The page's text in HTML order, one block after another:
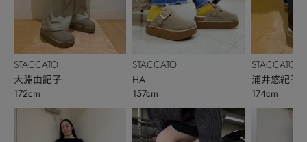
STACCATO
大淵由記子
172cm
STACCATO
HA
157cm
STACCATO
浦井悠紀子
174cm